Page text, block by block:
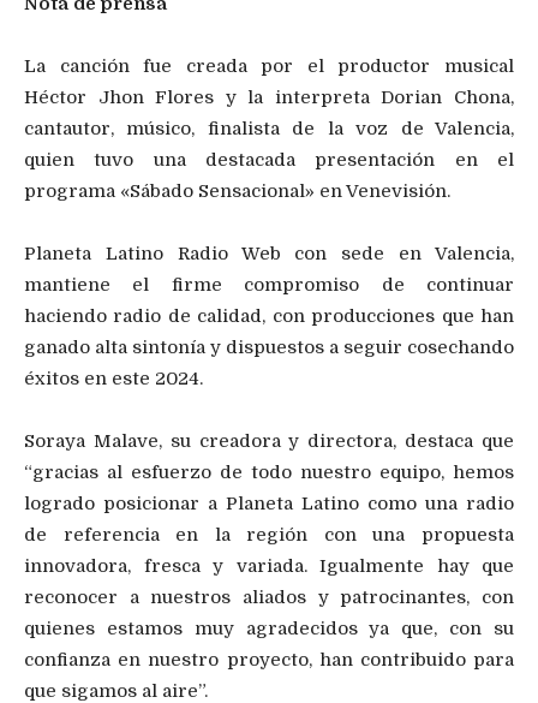
La canción fue creada por el productor musical
Héctor Jhon Flores y la interpreta Dorian Chona,
cantautor, músico, finalista de la voz de Valencia,
quien tuvo una destacada presentación en el
programa «Sábado Sensacional» en Venevisión.
Planeta Latino Radio Web con sede en Valencia,
mantiene el firme compromiso de continuar
haciendo radio de calidad, con producciones que han
ganado alta sintonía y dispuestos a seguir cosechando
éxitos en este 2024.
Soraya Malave, su creadora y directora, destaca que
“gracias al esfuerzo de todo nuestro equipo, hemos
logrado posicionar a Planeta Latino como una radio
de referencia en la región con una propuesta
innovadora, fresca y variada. Igualmente hay que
reconocer a nuestros aliados y patrocinantes, con
quienes estamos muy agradecidos ya que, con su
confianza en nuestro proyecto, han contribuido para
que sigamos al aire”.